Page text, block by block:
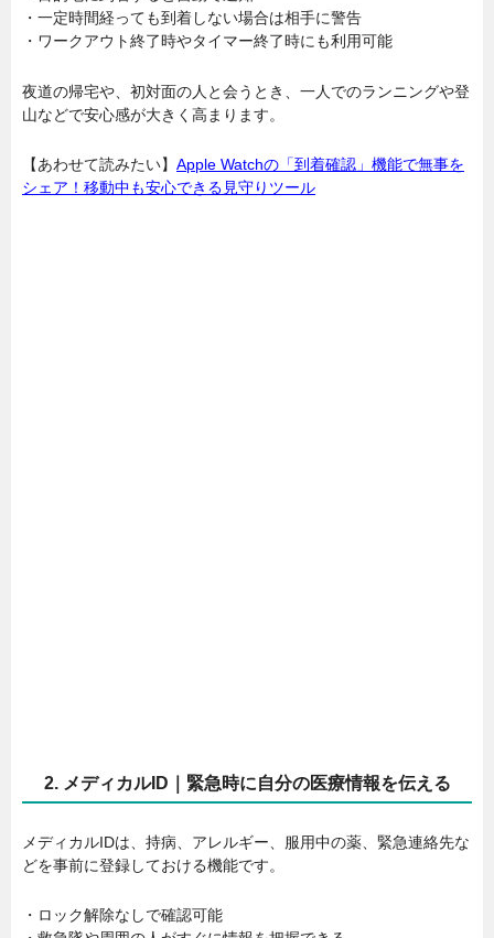
・一定時間経っても到着しない場合は相手に警告
・ワークアウト終了時やタイマー終了時にも利用可能
夜道の帰宅や、初対面の人と会うとき、一人でのランニングや登
山などで安心感が大きく高まります。
【あわせて読みたい】 Apple Watchの「到着確認」機能で無事を
シェア！移動中も安心できる見守りツール
2. メディカルID｜緊急時に自分の医療情報を伝える
メディカルIDは、持病、アレルギー、服用中の薬、緊急連絡先な
どを事前に登録しておける機能です。
・ロック解除なしで確認可能